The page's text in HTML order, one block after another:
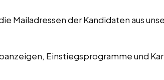
Mailadressen der Kandidaten aus
Einstiegsprogramme und